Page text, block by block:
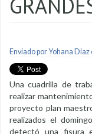
Enviado porYohana Diaz
Una cuadrilla de
realizar
proyecto plan
realizados el
detectó una fisura